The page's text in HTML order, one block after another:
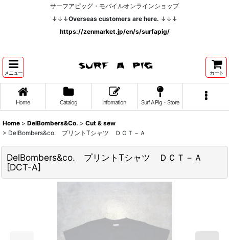
サーフアピッグ・モバイルオンラインショップ
↓↓↓Overseas customers are here. ↓↓↓
https://zenmarket.jp/en/s/surfapig/
メニュー カート
Home Catalog Infomation Surf A Pig・Store
Home > DelBombers&Co. > Cut & sew
> DelBombers&co. プリントTシャツ ＤＣＴ－Ａ
DelBombers&co. プリントTシャツ ＤＣＴ－Ａ
[DCT-A]